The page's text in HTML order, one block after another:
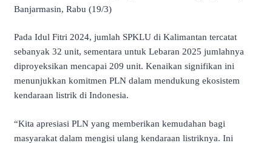
Banjarmasin, Rabu (19/3)
Pada Idul Fitri 2024, jumlah SPKLU di Kalimantan tercatat
sebanyak 32 unit, sementara untuk Lebaran 2025 jumlahnya
diproyeksikan mencapai 209 unit. Kenaikan signifikan ini
menunjukkan komitmen PLN dalam mendukung ekosistem
kendaraan listrik di Indonesia.
“Kita apresiasi PLN yang memberikan kemudahan bagi
masyarakat dalam mengisi ulang kendaraan listriknya. Ini